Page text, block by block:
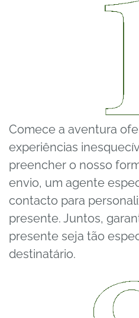
Comece a aventura
experiências
preencher o nosso
envio, um agente
contacto para
presente. Juntos,
presente seja tão
destinatário.